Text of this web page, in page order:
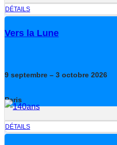
DÉTAILS
Vers la Lune
9 septembre – 3 octobre 2026
Paris
DÉTAILS